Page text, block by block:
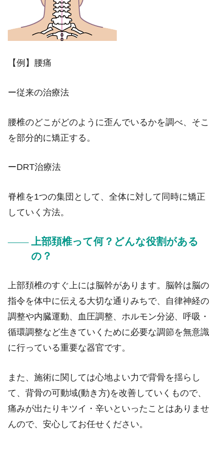
【例】腰痛
ー従来の治療法
腰椎のどこがどのように歪んでいるかを調べ、そこ
を部分的に矯正する。
ーDRT治療法
脊椎を1つの集団として、全体に対して同時に矯正
していく方法。
上部頚椎って何？どんな役割がある
の？
上部頚椎のすぐ上には脳幹があります。脳幹は脳の
指令を体中に伝える大切な通りみちで、自律神経の
調整や内臓運動、血圧調整、ホルモン分泌、呼吸・
循環調整など生きていくために必要な調節を無意識
に行っている重要な器官です。
また、施術に関しては心地よい力で背骨を揺らし
て、背骨の可動域(動き方)を改善していくもので、
痛みが出たりキツイ・辛いといったことはありませ
んので、安心してお任せください。